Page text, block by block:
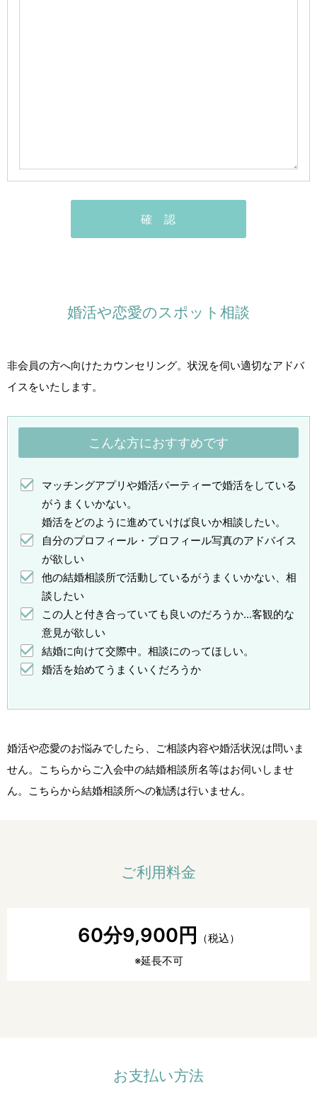
婚活や恋愛のスポット相談
非会員の方へ向けたカウンセリング。状況を伺い適切なアドバ
イスをいたします。
こんな方におすすめです
マッチングアプリや婚活パーティーで婚活をしている
がうまくいかない。
婚活をどのように進めていけば良いか相談したい。
自分のプロフィール・プロフィール写真のアドバイス
が欲しい
他の結婚相談所で活動しているがうまくいかない、相
談したい
この人と付き合っていても良いのだろうか...客観的な
意見が欲しい
結婚に向けて交際中。相談にのってほしい。
婚活を始めてうまくいくだろうか
婚活や恋愛のお悩みでしたら、ご相談内容や婚活状況は問いま
せん。
こちらからご入会中の結婚相談所名等はお伺いしませ
ん。
こちらから結婚相談所への勧誘は行いません。
ご利用料金
60分9,900円 （税込）
※延長不可
お支払い方法